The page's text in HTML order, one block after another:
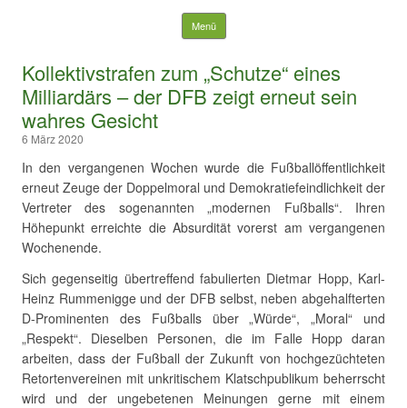
Menü Springe zum Inhalt
Kollektivstrafen zum „Schutze“ eines
Milliardärs – der DFB zeigt erneut sein
wahres Gesicht
6 März 2020
In den vergangenen Wochen wurde die Fußballöffentlichkeit
erneut Zeuge der Doppelmoral und Demokratiefeindlichkeit der
Vertreter des sogenannten „modernen Fußballs“. Ihren
Höhepunkt erreichte die Absurdität vorerst am vergangenen
Wochenende.
Sich gegenseitig übertreffend fabulierten Dietmar Hopp, Karl-
Heinz Rummenigge und der DFB selbst, neben abgehalfterten
D-Prominenten des Fußballs über „Würde“, „Moral“ und
„Respekt“. Dieselben Personen, die im Falle Hopp daran
arbeiten, dass der Fußball der Zukunft von hochgezüchteten
Retortenvereinen mit unkritischem Klatschpublikum beherrscht
wird und der ungebetenen Meinungen gerne mit einem